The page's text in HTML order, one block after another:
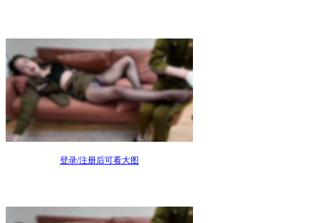
登录/注册后可看大图